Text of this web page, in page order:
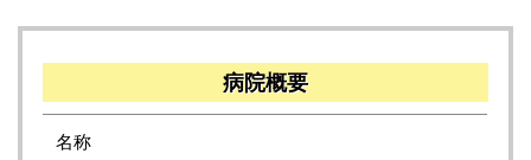
病院概要
名称